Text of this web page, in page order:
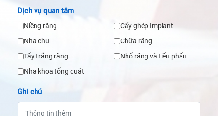
Dịch vụ quan tâm
Niềng răng
Cấy ghép Implant
Nha chu
Chữa răng
Tẩy trắng răng
Nhổ răng và tiểu phẩu
Nha khoa tổng quát
Ghi chú